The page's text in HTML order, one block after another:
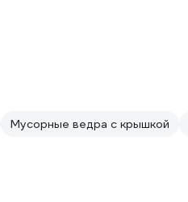
Мусорные ведра с крышкой